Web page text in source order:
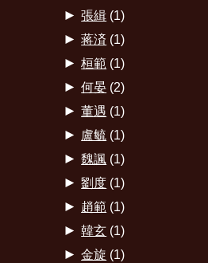
► 張緝 (1)
► 蒋済 (1)
► 桓範 (1)
► 何晏 (2)
► 董遇 (1)
► 盧毓 (1)
► 魏諷 (1)
► 劉度 (1)
► 趙範 (1)
► 韓玄 (1)
► 金旋 (1)